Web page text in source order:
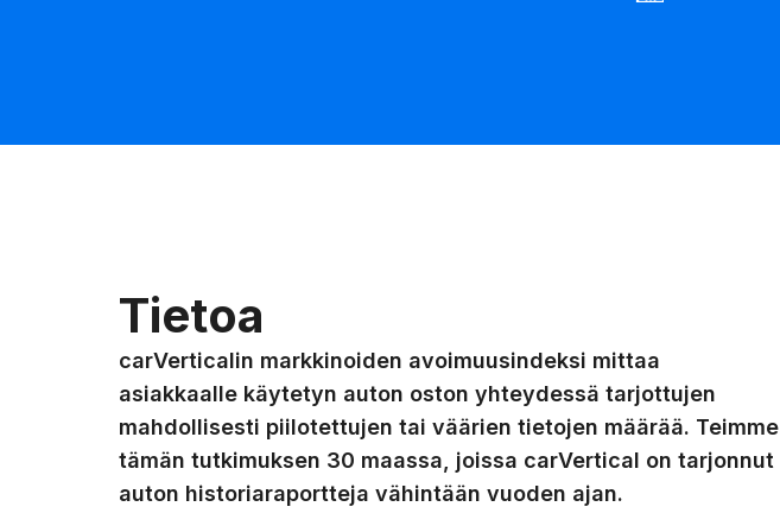
Tietoa
carVerticalin markkinoiden avoimuusindeksi mittaa
asiakkaalle käytetyn auton oston yhteydessä tarjottujen
mahdollisesti piilotettujen tai väärien tietojen määrää. Teimme
tämän tutkimuksen 30 maassa, joissa carVertical on tarjonnut
auton historiaraportteja vähintään vuoden ajan.